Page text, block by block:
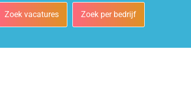
Zoek vacatures Zoek per bedrijf